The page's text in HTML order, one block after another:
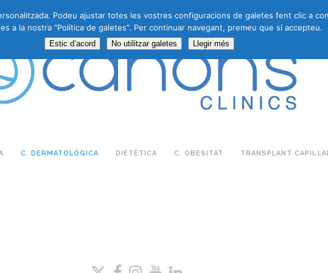
C. DERMATOLÒGICA DIETÈTICA C. OBESITAT TRANSPLANT
Podeu ajustar totes les vostres configuracions de galetes fent clic a
a la nostra “Política de galetes”. Per continuar navegant, premeu que sí accepteu.
Estic d’acord No utilitzar galetes Llegir més